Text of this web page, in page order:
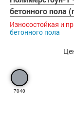
Сопутствующие
Морозостойкие
Морозостойкие
Сопутствующие
Нескользящие
Стойкие к
Химстойкие
Экологичные
Эластичные
бетонного пола
Износостойкая и
бетонного пола
7040